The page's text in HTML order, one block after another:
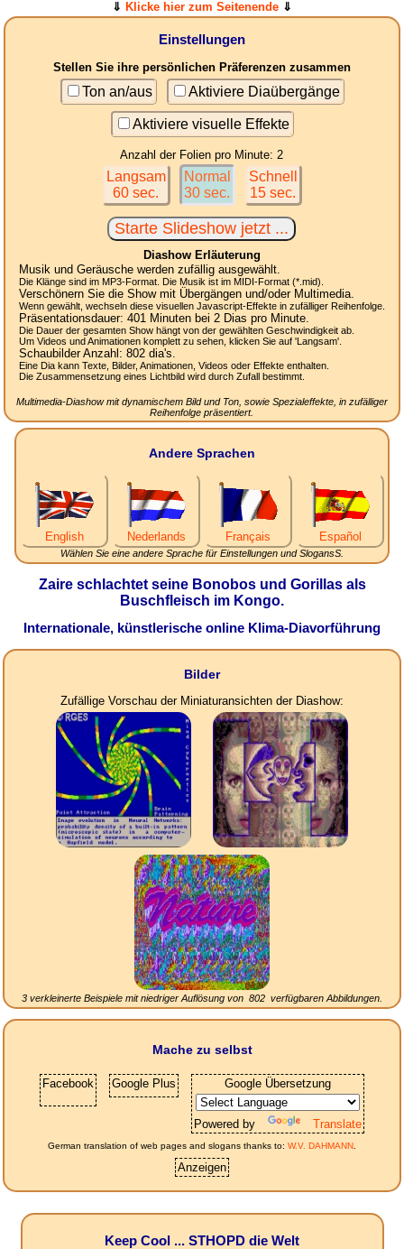
⇓ Klicke hier zum Seitenende ⇓
Einstellungen
Stellen Sie ihre persönlichen Präferenzen zusammen
Ton an/aus Aktiviere Diaübergänge
Aktiviere visuelle Effekte
Anzahl der Folien pro Minute: 2
Langsam
60 sec.
Normal
30 sec.
Schnell
15 sec.
Diashow Erläuterung
Musik und Geräusche werden zufällig ausgewählt.
Die Klänge sind im MP3-Format. Die Musik ist im MIDI-Format (*.mid).
Verschönern Sie die Show mit Übergängen und/oder Multimedia.
Wenn gewählt, wechseln diese visuellen Javascript-Effekte in zufälliger Reihenfolge.
Präsentationsdauer: 401 Minuten bei 2 Dias pro Minute.
Die Dauer der gesamten Show hängt von der gewählten Geschwindigkeit ab.
Um Videos und Animationen komplett zu sehen, klicken Sie auf 'Langsam'.
Schaubilder Anzahl: 802dia's.
Eine Dia kann Texte, Bilder, Animationen, Videos oder Effekte enthalten.
Die Zusammensetzung eines Lichtbild wird durch Zufall bestimmt.
Multimedia-Diashow mit dynamischem Bild und Ton, sowie Spezialeffekte, in zufälliger
Reihenfolge präsentiert.
Andere Sprachen
English Nederlands Français Español
Wählen Sie eine andere Sprache für Einstellungen und SlogansS.
Zaire schlachtet seine Bonobos und Gorillas als
Buschfleisch im Kongo.
Internationale, künstlerische online Klima-Diavorführung
Bilder
Zufällige Vorschau der Miniaturansichten der Diashow:
3 verkleinerte Beispiele mit niedriger Auflösung von 802 verfügbaren Abbildungen.
Mache zu selbst
Facebook Google Plus Google Übersetzung
Powered by Translate
German translation of web pages and slogans thanks to: W.V. DAHMANN.
Anzeigen
Keep Cool ... STHOPD die Welt